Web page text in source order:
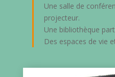
Une salle de
projecteur.
Une bibliothèque
Des espaces de vie